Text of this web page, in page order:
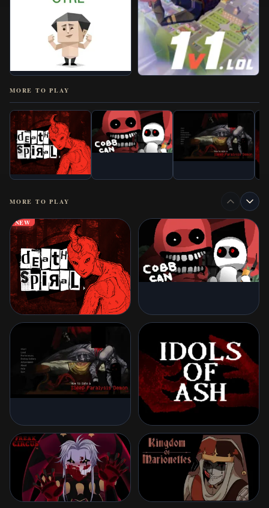
MORE TO PLAY
MORE TO PLAY
NEW